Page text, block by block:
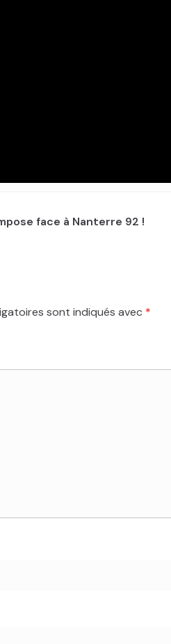
face à Nanterre 92 !
sont indiqués avec *